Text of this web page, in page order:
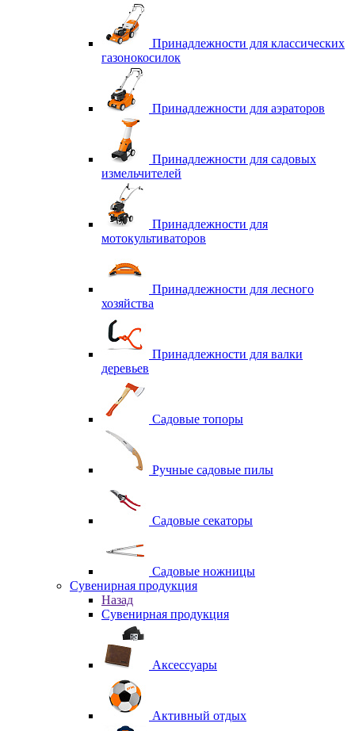
Принадлежности для классических
газонокосилок
Принадлежности для аэраторов
Принадлежности для садовых
измельчителей
Принадлежности для
мотокультиваторов
Принадлежности для лесного
хозяйства
Принадлежности для валки
деревьев
Садовые топоры
Ручные садовые пилы
Садовые секаторы
Садовые ножницы
Сувенирная продукция
Назад
Сувенирная продукция
Аксессуары
Активный отдых